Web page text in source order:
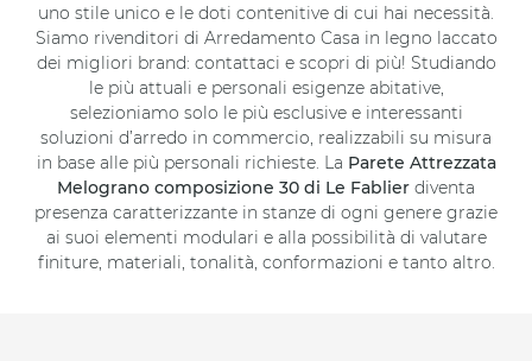
uno stile unico e le doti contenitive di cui hai necessità.
Siamo rivenditori di Arredamento Casa in legno laccato
dei migliori brand: contattaci e scopri di più! Studiando
le più attuali e personali esigenze abitative,
selezioniamo solo le più esclusive e interessanti
soluzioni d’arredo in commercio, realizzabili su misura
in base alle più personali richieste. La Parete Attrezzata
Melograno composizione 30 di Le Fablier diventa
presenza caratterizzante in stanze di ogni genere grazie
ai suoi elementi modulari e alla possibilità di valutare
finiture, materiali, tonalità, conformazioni e tanto altro.